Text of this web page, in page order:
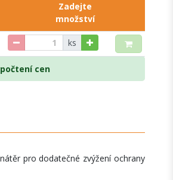
Zadejte
množství
ks
cen
pro dodatečné zvýžení ochrany